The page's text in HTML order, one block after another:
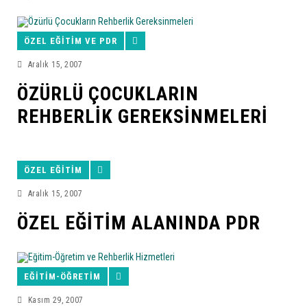
ÖZEL EĞITIM VE PDR
Aralık 15, 2007
ÖZÜRLÜ ÇOCUKLARIN
REHBERLIK GEREKSINMELERI
ÖZEL EĞITIM
Aralık 15, 2007
ÖZEL EĞITIM ALANINDA PDR
EĞITIM-ÖĞRETIM
Kasım 29, 2007